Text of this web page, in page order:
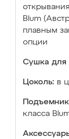
Blum
плавным
опции
Сушка для
Цоколь: в
класса